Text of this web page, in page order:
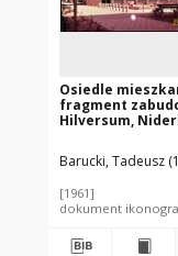
Osiedle
fragment
Hilversum,
Barucki, Tadeusz
[1961]
dokument